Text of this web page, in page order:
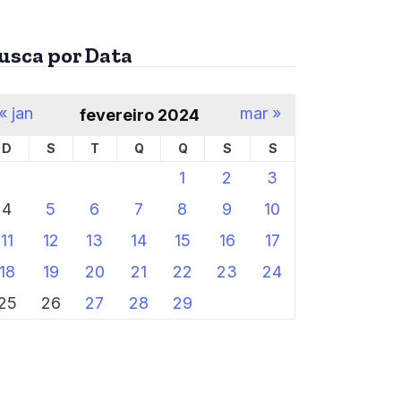
por Data
fevereiro 2024
D S T Q Q S S
1 2
3
4
5 6 7 8 9
10
11
12 13 14 15 16
17
19 20 21 22 23
24
26 27 28 29
jan mar »